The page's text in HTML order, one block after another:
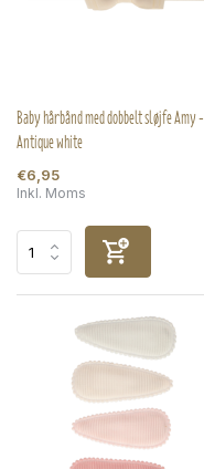
Baby hårbånd med dobbelt sløjfe Amy -
Antique white
€6,95
Inkl. Moms